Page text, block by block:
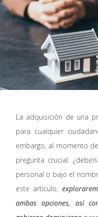
La adquisición de una
para cualquier
embargo, al momento
pregunta crucial:
personal o bajo el
este artículo,
ambas opciones, así